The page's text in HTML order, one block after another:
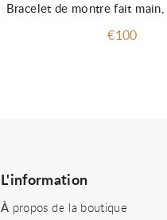
Bracelet de montre fait
€100
L'information
À propos de la boutique